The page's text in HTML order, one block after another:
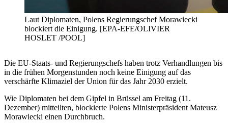
Laut Diplomaten, Polens Regierungschef Morawiecki
blockiert die Einigung. [EPA-EFE/OLIVIER
HOSLET /POOL]
Die EU-Staats- und Regierungschefs haben trotz Verhandlungen bis
in die frühen Morgenstunden noch keine Einigung auf das
verschärfte Klimaziel der Union für das Jahr 2030 erzielt.
Wie Diplomaten bei dem Gipfel in Brüssel am Freitag (11.
Dezember) mitteilten, blockierte Polens Ministerpräsident Mateusz
Morawiecki einen Durchbruch.